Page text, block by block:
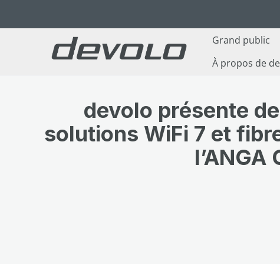
Grand public
À propos de
devolo présente
solutions WiFi 7 et
l’ANGA